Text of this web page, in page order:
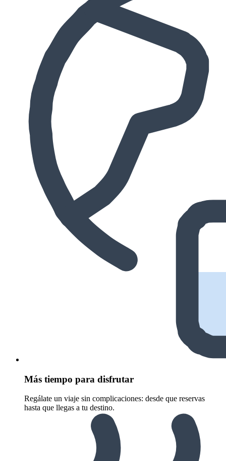
Más tiempo para disfrutar
Regálate un viaje sin complicaciones: desde que reservas
hasta que llegas a tu destino.